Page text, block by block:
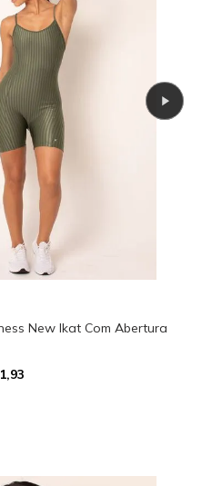
de Biquíni Cali Cortininha Com
139,90